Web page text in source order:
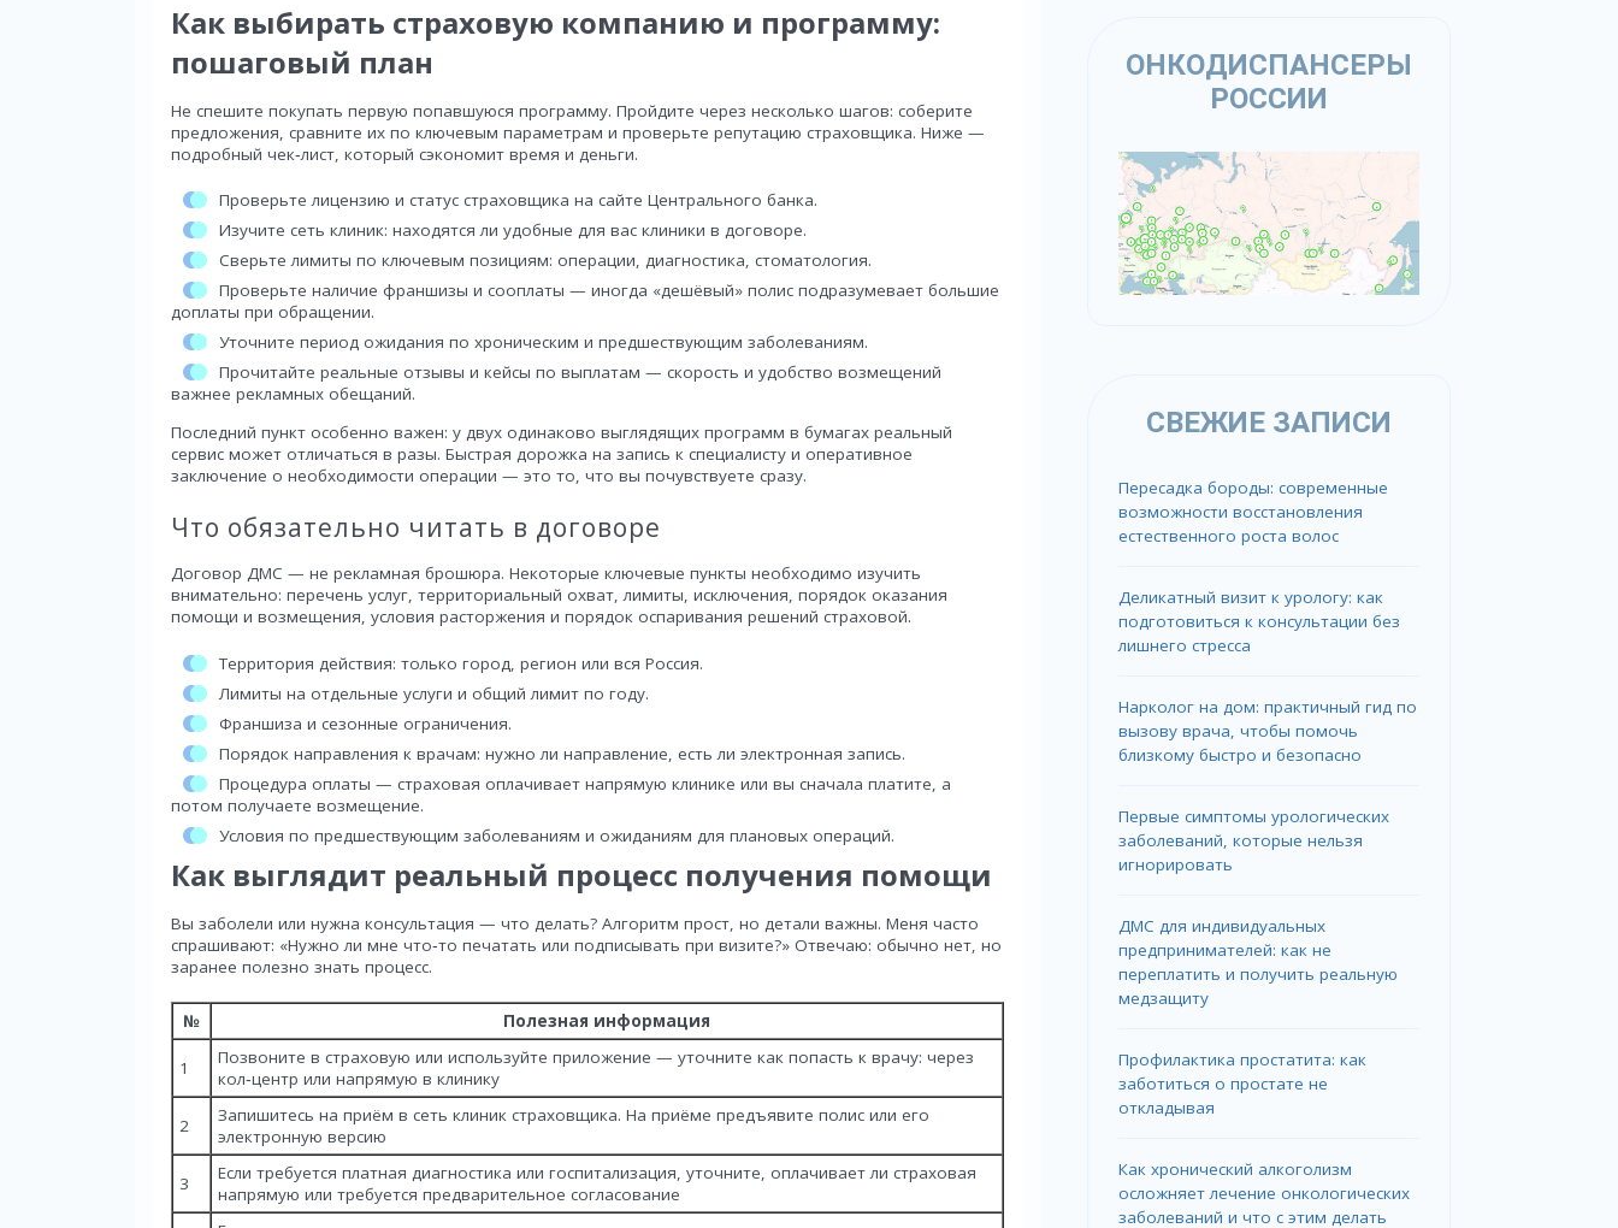
Как выбирать страховую компанию и программу:
пошаговый план
Не спешите покупать первую попавшуюся программу. Пройдите через несколько шагов: соберите
предложения, сравните их по ключевым параметрам и проверьте репутацию страховщика. Ниже —
подробный чек‑лист, который сэкономит время и деньги.
Проверьте лицензию и статус страховщика на сайте Центрального банка.
Изучите сеть клиник: находятся ли удобные для вас клиники в договоре.
Сверьте лимиты по ключевым позициям: операции, диагностика, стоматология.
Проверьте наличие франшизы и сооплаты — иногда «дешёвый» полис подразумевает большие
доплаты при обращении.
Уточните период ожидания по хроническим и предшествующим заболеваниям.
Прочитайте реальные отзывы и кейсы по выплатам — скорость и удобство возмещений
важнее рекламных обещаний.
Последний пункт особенно важен: у двух одинаково выглядящих программ в бумагах реальный
сервис может отличаться в разы. Быстрая дорожка на запись к специалисту и оперативное
заключение о необходимости операции — это то, что вы почувствуете сразу.
Что обязательно читать в договоре
Договор ДМС — не рекламная брошюра. Некоторые ключевые пункты необходимо изучить
внимательно: перечень услуг, территориальный охват, лимиты, исключения, порядок оказания
помощи и возмещения, условия расторжения и порядок оспаривания решений страховой.
Территория действия: только город, регион или вся Россия.
Лимиты на отдельные услуги и общий лимит по году.
Франшиза и сезонные ограничения.
Порядок направления к врачам: нужно ли направление, есть ли электронная запись.
Процедура оплаты — страховая оплачивает напрямую клинике или вы сначала платите, а
потом получаете возмещение.
Условия по предшествующим заболеваниям и ожиданиям для плановых операций.
Как выглядит реальный процесс получения помощи
Вы заболели или нужна консультация — что делать? Алгоритм прост, но детали важны. Меня часто
спрашивают: «Нужно ли мне что‑то печатать или подписывать при визите?» Отвечаю: обычно нет, но
заранее полезно знать процесс.
№ Полезная информация
1
Позвоните в страховую или используйте приложение — уточните как попасть к врачу: через
кол‑центр или напрямую в клинику
2
Запишитесь на приём в сеть клиник страховщика. На приёме предъявите полис или его
электронную версию
3
Если требуется платная диагностика или госпитализация, уточните, оплачивает ли страховая
напрямую или требуется предварительное согласование
ОНКОДИСПАНСЕРЫ
РОССИИ
СВЕЖИЕ ЗАПИСИ
Пересадка бороды: современные
возможности восстановления
естественного роста волос
Деликатный визит к урологу: как
подготовиться к консультации без
лишнего стресса
Нарколог на дом: практичный гид по
вызову врача, чтобы помочь
близкому быстро и безопасно
Первые симптомы урологических
заболеваний, которые нельзя
игнорировать
ДМС для индивидуальных
предпринимателей: как не
переплатить и получить реальную
медзащиту
Профилактика простатита: как
заботиться о простате не
откладывая
Как хронический алкоголизм
осложняет лечение онкологических
заболеваний и что с этим делать